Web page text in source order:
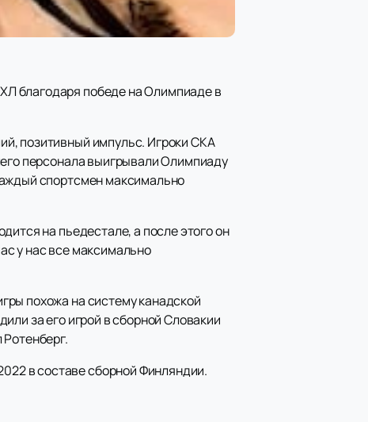
благодаря победе на Олимпиаде в
позитивный импульс. Игроки СКА
персонала выигрывали Олимпиаду
спортсмен максимально
на пьедестале, а после этого он
у нас все максимально
похожа на систему канадской
за его игрой в сборной Словакии
в составе сборной Финляндии.